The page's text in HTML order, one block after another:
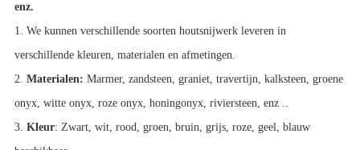
enz.
1. We kunnen verschillende soorten houtsnijwerk leveren in
verschillende kleuren, materialen en afmetingen.
2. Materialen: Marmer, zandsteen, graniet, travertijn, kalksteen, groene
onyx, witte onyx, roze onyx, honingonyx, riviersteen, enz ..
3. Kleur: Zwart, wit, rood, groen, bruin, grijs, roze, geel, blauw